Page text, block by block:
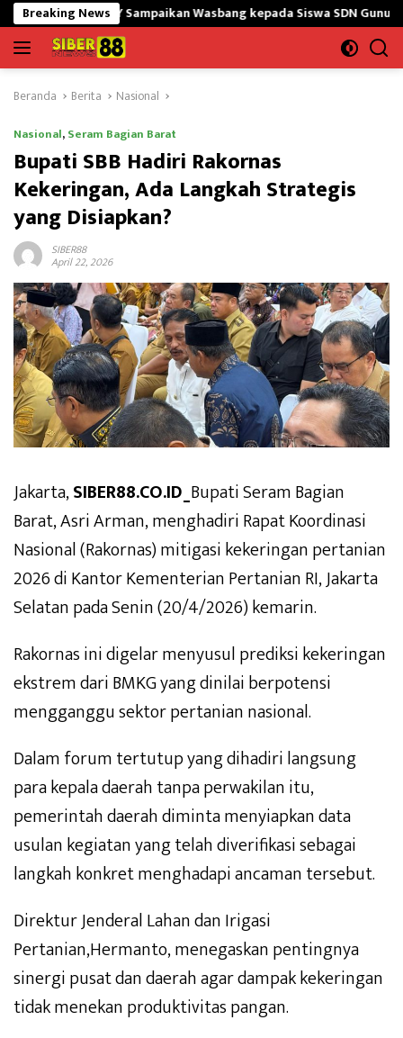
Langsung
ke
konten
Breaking News
Sampaikan Wasbang kepada Siswa SDN Gunung Susu
Beranda Berita Nasional
Nasional,Seram Bagian Barat
Bupati SBB Hadiri Rakornas
Kekeringan, Ada Langkah Strategis
yang Disiapkan?
SIBER88
April 22, 2026
Jakarta,SIBER88.CO.ID_Bupati Seram Bagian
Barat, Asri Arman, menghadiri Rapat Koordinasi
Nasional (Rakornas) mitigasi kekeringan pertanian
2026 di Kantor Kementerian Pertanian RI, Jakarta
Selatan pada Senin (20/4/2026) kemarin.
Rakornas ini digelar menyusul prediksi kekeringan
ekstrem dari BMKG yang dinilai berpotensi
mengganggu sektor pertanian nasional.
Dalam forum tertutup yang dihadiri langsung
para kepala daerah tanpa perwakilan itu,
pemerintah daerah diminta menyiapkan data
usulan kegiatan yang telah diverifikasi sebagai
langkah konkret menghadapi ancaman tersebut.
Direktur Jenderal Lahan dan Irigasi
Pertanian,Hermanto, menegaskan pentingnya
sinergi pusat dan daerah agar dampak kekeringan
tidak menekan produktivitas pangan.